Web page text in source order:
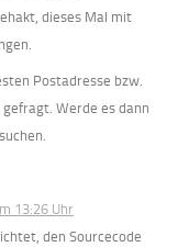
dieses Mal mit
Postadresse bzw.
Werde es dann
13:26 Uhr
den Sourcecode